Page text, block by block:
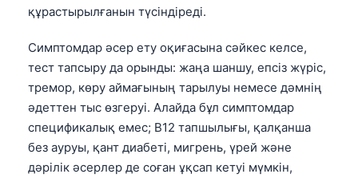
құрастырылғанын түсіндіреді.
Симптомдар әсер ету оқиғасына сәйкес келсе,
тест тапсыру да орынды: жаңа шаншу, епсіз жүріс,
тремор, көру аймағының тарылуы немесе дәмнің
әдеттен тыс өзгеруі. Алайда бұл симптомдар
спецификалық емес; В12 тапшылығы, қалқанша
без ауруы, қант диабеті, мигрень, үрей және
дәрілік әсерлер де соған ұқсап кетуі мүмкін,